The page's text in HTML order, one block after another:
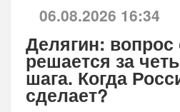
06.08.2026 16:34
Делягин: вопрос
решается за
шага. Когда
сделает?